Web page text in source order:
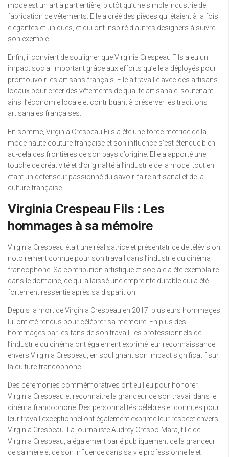
mode est un art à part entière, plutôt qu’une simple industrie de
fabrication de vêtements. Elle a créé des pièces qui étaient à la fois
élégantes et uniques, et qui ont inspiré d’autres designers à suivre
son exemple.
Enfin, il convient de souligner que Virginia Crespeau Fils a eu un
impact social important grâce aux efforts qu’elle a déployés pour
promouvoir les artisans français. Elle a travaillé avec des artisans
locaux pour créer des vêtements de qualité artisanale, soutenant
ainsi l’économie locale et contribuant à préserver les traditions
artisanales françaises.
En somme, Virginia Crespeau Fils a été une force motrice de la
mode haute couture française et son influence s’est étendue bien
au-delà des frontières de son pays d’origine. Elle a apporté une
touche de créativité et d’originalité à l’industrie de la mode, tout en
étant un défenseur passionné du savoir-faire artisanal et de la
culture française.
Virginia Crespeau Fils : Les
hommages à sa mémoire
Virginia Crespeau était une réalisatrice et présentatrice de télévision
notoirement connue pour son travail dans l’industrie du cinéma
francophone. Sa contribution artistique et sociale a été exemplaire
dans le domaine, ce qui a laissé une empreinte durable qui a été
fortement ressentie après sa disparition.
Depuis la mort de Virginia Crespeau en 2017, plusieurs hommages
lui ont été rendus pour célébrer sa mémoire. En plus des
hommages par les fans de son travail, les professionnels de
l’industrie du cinéma ont également exprimé leur reconnaissance
envers Virginia Crespeau, en soulignant son impact significatif sur
la culture francophone.
Des cérémonies commémoratives ont eu lieu pour honorer
Virginia Crespeau et reconnaitre la grandeur de son travail dans le
cinéma francophone. Des personnalités célèbres et connues pour
leur travail exceptionnel ont également exprimé leur respect envers
Virginia Crespeau. La journaliste Audrey Crespo-Mara, fille de
Virginia Crespeau, a également parlé publiquement de la grandeur
de sa mère et de son influence dans sa vie professionnelle et